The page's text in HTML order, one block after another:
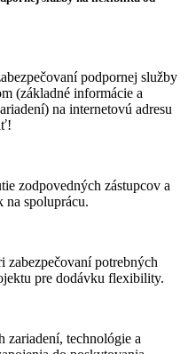
podpornej služby
(základné informácie a
na internetovú adresu
zodpovedných zástupcov a
na spoluprácu.
zabezpečovaní potrebných
pre dodávku flexibility.
zariadení, technológie a